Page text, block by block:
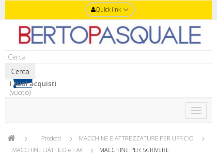
Quick link
Cerca
I tuoi acquisti
(vuoto)
Toggle
Prodotti
MACCHINE E ATTREZZATURE PER UFFICIO
MACCHINE DATTILO e FAX
MACCHINE PER SCRIVERE